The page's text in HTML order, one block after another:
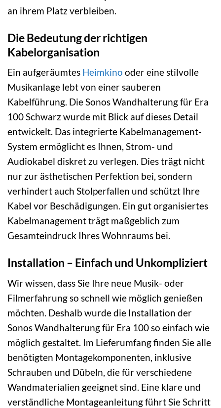
an ihrem Platz verbleiben.
Die Bedeutung der richtigen
Kabelorganisation
Ein aufgeräumtes Heimkino oder eine stilvolle
Musikanlage lebt von einer sauberen
Kabelführung. Die Sonos Wandhalterung für Era
100 Schwarz wurde mit Blick auf dieses Detail
entwickelt. Das integrierte Kabelmanagement-
System ermöglicht es Ihnen, Strom- und
Audiokabel diskret zu verlegen. Dies trägt nicht
nur zur ästhetischen Perfektion bei, sondern
verhindert auch Stolperfallen und schützt Ihre
Kabel vor Beschädigungen. Ein gut organisiertes
Kabelmanagement trägt maßgeblich zum
Gesamteindruck Ihres Wohnraums bei.
Installation – Einfach und Unkompliziert
Wir wissen, dass Sie Ihre neue Musik- oder
Filmerfahrung so schnell wie möglich genießen
möchten. Deshalb wurde die Installation der
Sonos Wandhalterung für Era 100 so einfach wie
möglich gestaltet. Im Lieferumfang finden Sie alle
benötigten Montagekomponenten, inklusive
Schrauben und Dübeln, die für verschiedene
Wandmaterialien geeignet sind. Eine klare und
verständliche Montageanleitung führt Sie Schritt